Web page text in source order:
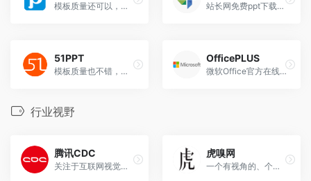
模板质量还可以，提供可免费下载。 站长网免费ppt下载，免注册。
51PPT
模板质量也不错，不过需要花点时间筛选下
OfficePLUS
微软Office官方在线模板网站！
行业视野
腾讯CDC
关注于互联网视觉设计、交互设计、用户研究、前端开发。
虎嗅网
一个有视角的、个性化商业资讯与交流平台